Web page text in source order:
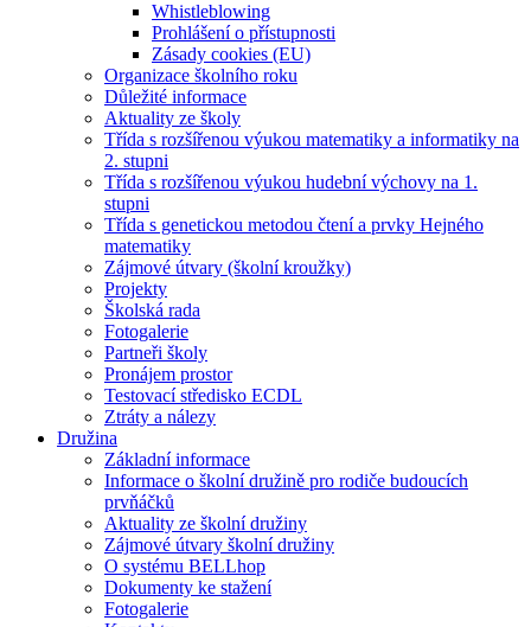
Whistleblowing
Prohlášení o přístupnosti
Zásady cookies (EU)
Organizace školního roku
Důležité informace
Aktuality ze školy
Třída s rozšířenou výukou matematiky a informatiky na
2. stupni
Třída s rozšířenou výukou hudební výchovy na 1.
stupni
Třída s genetickou metodou čtení a prvky Hejného
matematiky
Zájmové útvary (školní kroužky)
Projekty
Školská rada
Fotogalerie
Partneři školy
Pronájem prostor
Testovací středisko ECDL
Ztráty a nálezy
Družina
Základní informace
Informace o školní družině pro rodiče budoucích
prvňáčků
Aktuality ze školní družiny
Zájmové útvary školní družiny
O systému BELLhop
Dokumenty ke stažení
Fotogalerie